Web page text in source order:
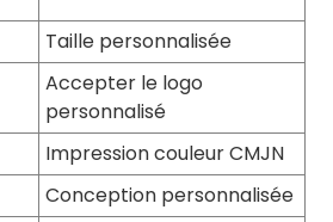
Taille personnalisée
Accepter le logo
personnalisé
Impression couleur CMJN
Conception personnalisée